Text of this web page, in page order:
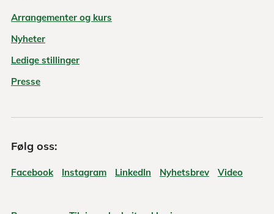
Arrangementer og kurs
Nyheter
Ledige stillinger
Presse
Følg oss:
Facebook Instagram LinkedIn Nyhetsbrev Video